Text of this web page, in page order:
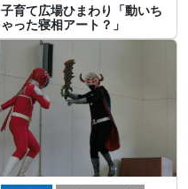
子育て広場ひまわり「動いち
ゃった寝相アート？」